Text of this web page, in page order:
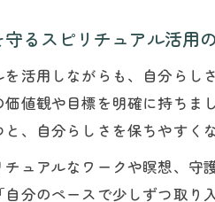
るスピリチュアル活用
を活用しながらも、自分ら
価値観や目標を明確に持ち
、自分らしさを保ちやすく
ュアルなワークや瞑想、守
自分のペースで少しずつ取